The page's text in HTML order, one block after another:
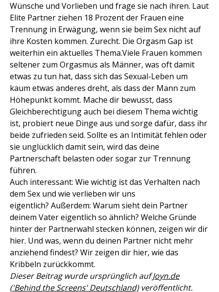
Wünsche und Vorlieben und frage sie nach ihren. Laut
Elite Partner ziehen 18 Prozent der Frauen eine
Trennung in Erwägung, wenn sie beim Sex nicht auf
ihre Kosten kommen. Zurecht. Die Orgasm Gap ist
weiterhin ein aktuelles Thema.Viele Frauen kommen
seltener zum Orgasmus als Männer, was oft damit
etwas zu tun hat, dass sich das Sexual-Leben um
kaum etwas anderes dreht, als dass der Mann zum
Höhepunkt kommt. Mache dir bewusst, dass
Gleichberechtigung auch bei diesem Thema wichtig
ist, probiert neue Dinge aus und sorge dafür, dass ihr
beide zufrieden seid. Sollte es an Intimität fehlen oder
sie unglücklich damit sein, wird das deine
Partnerschaft belasten oder sogar zur Trennung
führen.
Auch interessant: Wie wichtig ist das Verhalten nach
dem Sex und wie verlieben wir uns
eigentlich? Außerdem: Warum sieht dein Partner
deinem Vater eigentlich so ähnlich? Welche Gründe
hinter der Partnerwahl stecken können, zeigen wir dir
hier. Und was, wenn du deinen Partner nicht mehr
anziehend findest? Wir zeigen dir hier, wie das
Kribbeln zurückkommt.
Dieser Beitrag wurde ursprünglich aufJoyn.de
('Behind the Screens' Deutschland)veröffentlicht.